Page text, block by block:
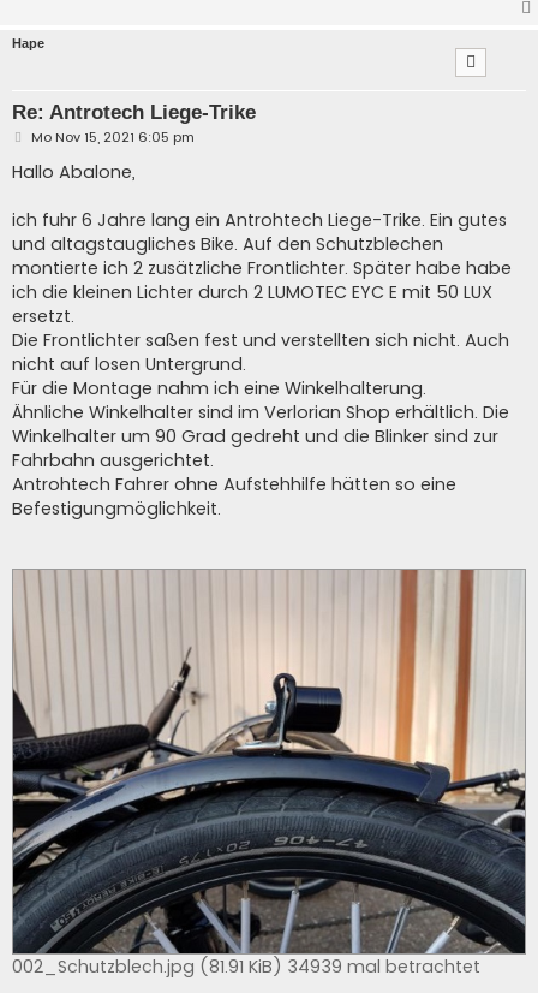
Hape
Re: Antrotech Liege-Trike
B
i
t
a
g
Mo Nov 15, 2021 6:05 pm
Hallo Abalone,
ich fuhr 6 Jahre lang ein Antrohtech Liege-Trike. Ein gutes
und altagstaugliches Bike. Auf den Schutzblechen
montierte ich 2 zusätzliche Frontlichter. Später habe habe
ich die kleinen Lichter durch 2 LUMOTEC EYC E mit 50 LUX
ersetzt.
Die Frontlichter saßen fest und verstellten sich nicht. Auch
nicht auf losen Untergrund.
Für die Montage nahm ich eine Winkelhalterung.
Ähnliche Winkelhalter sind im Verlorian Shop erhältlich. Die
Winkelhalter um 90 Grad gedreht und die Blinker sind zur
Fahrbahn ausgerichtet.
Antrohtech Fahrer ohne Aufstehhilfe hätten so eine
Befestigungmöglichkeit.
002_Schutzblech.jpg (81.91 KiB) 34939 mal betrachtet